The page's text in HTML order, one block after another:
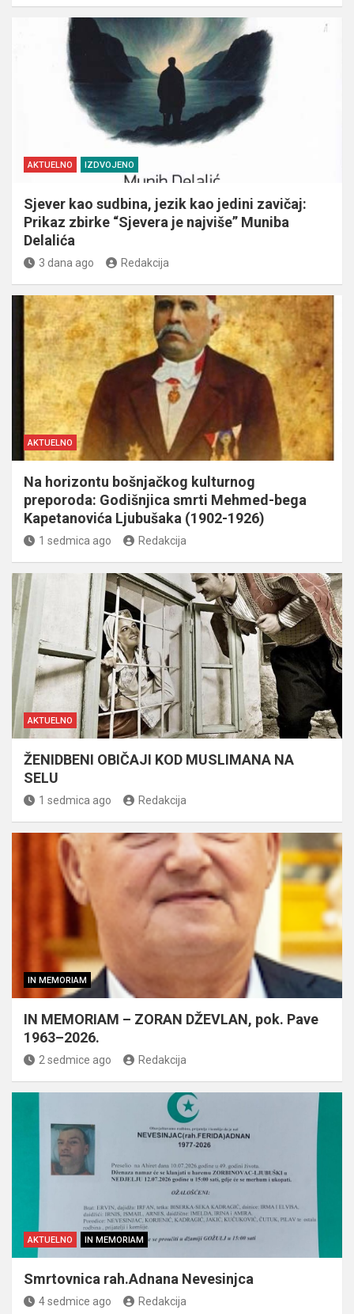
AKTUELNO IZDVOJENO
Sjever kao sudbina, jezik kao jedini zavičaj:
Prikaz zbirke “Sjevera je najviše” Muniba
Delalića
3 dana ago Redakcija
AKTUELNO
Na horizontu bošnjačkog kulturnog
preporoda: Godišnjica smrti Mehmed-bega
Kapetanovića Ljubušaka (1902-1926)
1 sedmica ago Redakcija
AKTUELNO
ŽENIDBENI OBIČAJI KOD MUSLIMANA NA
SELU
1 sedmica ago Redakcija
IN MEMORIAM
IN MEMORIAM – ZORAN DŽEVLAN, pok. Pave
1963–2026.
2 sedmice ago Redakcija
AKTUELNO IN MEMORIAM
Smrtovnica rah.Adnana Nevesinjca
4 sedmice ago Redakcija